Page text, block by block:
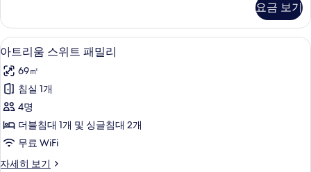
모
두
보
기
쿼
드
룸
자
세
히
보
기
요금 보기
아
트
리
움
스
위
고급 침구, 객실 내 금고, 책상, 암막 커튼
4
아트리움 스위트 패밀리
69㎡
침실 1개
4명
더블침대 1개 및 싱글침대 2개
무료 WiFi
자세히 보기
아